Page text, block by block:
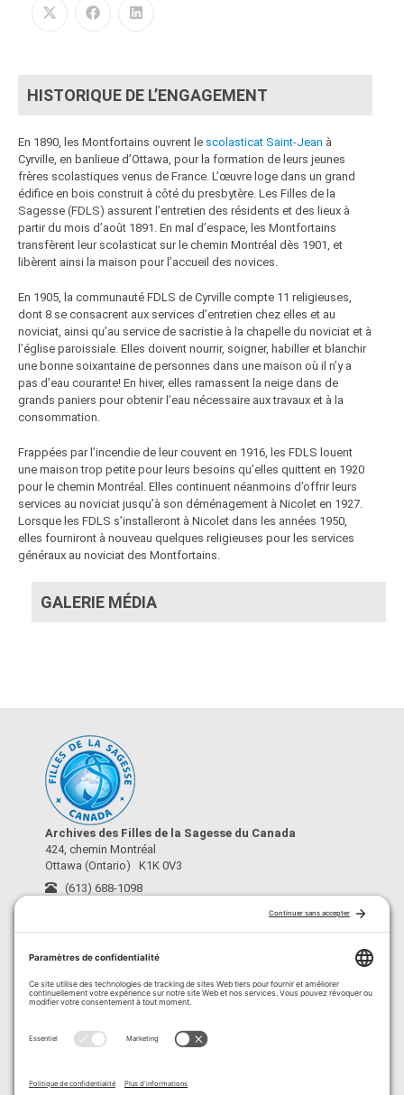
HISTORIQUE DE L’ENGAGEMENT
En 1890, les Montfortains ouvrent le scolasticat Saint-Jean à
Cyrville, en banlieue d’Ottawa, pour la formation de leurs jeunes
frères scolastiques venus de France. L’œuvre loge dans un grand
édifice en bois construit à côté du presbytère. Les Filles de la
Sagesse (FDLS) assurent l’entretien des résidents et des lieux à
partir du mois d’août 1891. En mal d’espace, les Montfortains
transfèrent leur scolasticat sur le chemin Montréal dès 1901, et
libèrent ainsi la maison pour l’accueil des novices.
En 1905, la communauté FDLS de Cyrville compte 11 religieuses,
dont 8 se consacrent aux services d’entretien chez elles et au
noviciat, ainsi qu’au service de sacristie à la chapelle du noviciat et à
l’église paroissiale. Elles doivent nourrir, soigner, habiller et blanchir
une bonne soixantaine de personnes dans une maison où il n’y a
pas d’eau courante! En hiver, elles ramassent la neige dans de
grands paniers pour obtenir l’eau nécessaire aux travaux et à la
consommation.
Frappées par l’incendie de leur couvent en 1916, les FDLS louent
une maison trop petite pour leurs besoins qu’elles quittent en 1920
pour le chemin Montréal. Elles continuent néanmoins d’offrir leurs
services au noviciat jusqu’à son déménagement à Nicolet en 1927.
Lorsque les FDLS s’installeront à Nicolet dans les années 1950,
elles fourniront à nouveau quelques religieuses pour les services
généraux au noviciat des Montfortains.
GALERIE MÉDIA
Archives des Filles de la Sagesse du Canada
424, chemin Montréal
Ottawa (Ontario) K1K 0V3
(613) 688-1098
›À propos
›Conditions d’utilisation
›Politique de confidentialité